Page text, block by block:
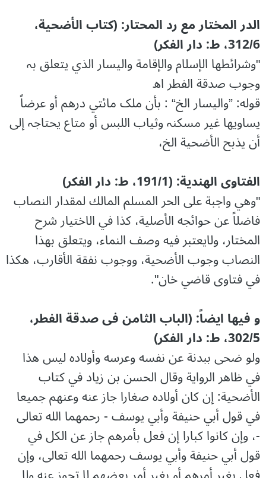
الدر المختار مع رد المحتار: (کتاب الأضحیة،
312/6، ط: دار الفکر)
"وشرائطھا الإسلام والإقامة والیسار الذي یتعلق بہ
وجوب صدقة الفطر اھ
قوله: ”والیسار الخ“ : بأن ملک مائتي درھم أو عرضاً
یساویھا غیر مسکنہ وثیاب اللبس أو متاع یحتاجہ إلی
أن یذبح الأضحیة الخ،
الفتاوى الهندية: (191/1، ط: دار الفکر)
"وهي واجبة على الحر المسلم المالك لمقدار النصاب
فاضلاً عن حوائجه الأصلية، كذا في الاختيار شرح
المختار، ولايعتبر فيه وصف النماء، ويتعلق بهذا
النصاب وجوب الأضحية، ووجوب نفقة الأقارب، هكذا
في فتاوى قاضي خان".
و فیھا ایضاً: (الباب الثامن فی صدقة الفطر،
302/5، ط: دار الفکر)
ولو ضحى ببدنة عن نفسه وعرسه وأولاده ليس هذا
في ظاهر الرواية وقال الحسن بن زياد في كتاب
الأضحية: إن كان أولاده صغارا جاز عنه وعنهم جميعا
في قول أبي حنيفة وأبي يوسف - رحمهما الله تعالى
-، وإن كانوا كبارا إن فعل بأمرهم جاز عن الكل في
قول أبي حنيفة وأبي يوسف رحمهما الله تعالى، وإن